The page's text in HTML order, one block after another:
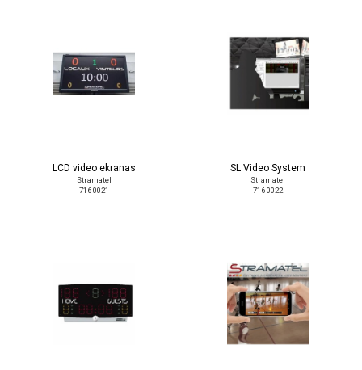
LCD video ekranas
Stramatel
716 0021
SL Video System
Stramatel
716 0022